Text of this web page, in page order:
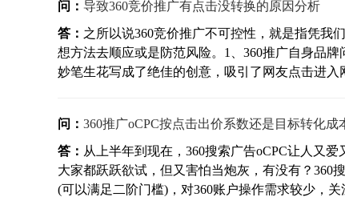
问： 导致360竞价推广有点击没转换的原因分析
答： 之所以说360竞价推广不可控性，就是指凭我
想方法去顺应或是防范风险。1、360推广自身品
妙笔生花写成了绝佳的创意，吸引了网友点击进入
问： 360推广oCPC按点击出价系数还是目标转化成
答： 从上半年到现在，360搜索广告oCPC让人又
大家都跃跃欲试，但又害怕当炮灰，有没有？360
(可以满足二阶门槛)，对360账户操作需求较少，关